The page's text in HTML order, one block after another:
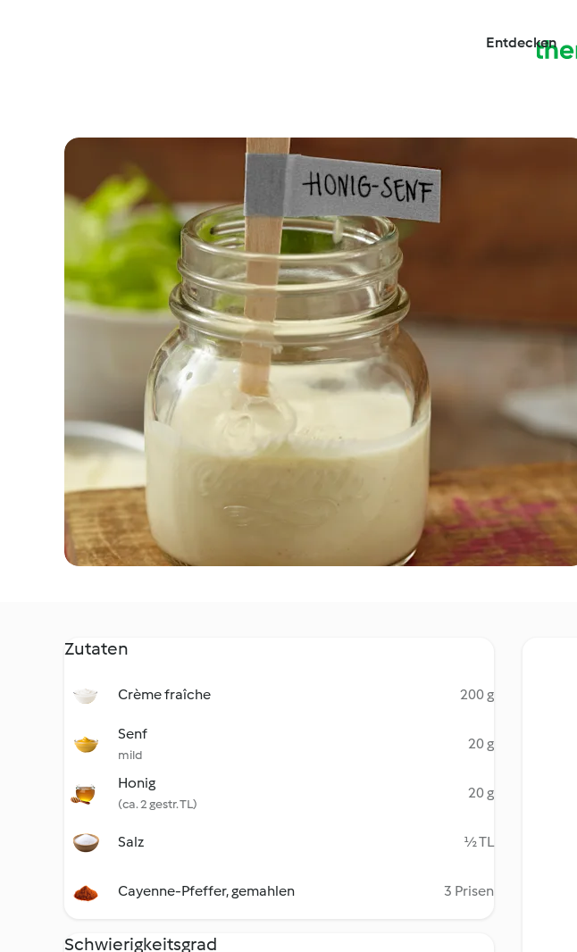
Entdecken
Zutaten
Crème fraîche 200 g
Senf
mild
20 g
Honig
(ca. 2 gestr. TL)
20 g
Salz ½ TL
Cayenne-Pfeffer, gemahlen 3 Prisen
Schwierigkeitsgrad